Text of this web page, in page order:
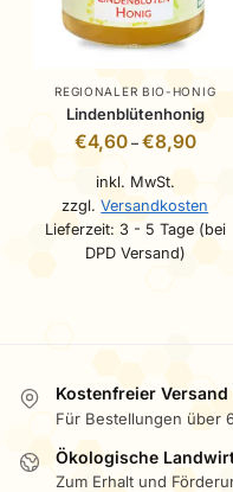
REGIONALER BIO-HONIG
Lindenblütenhonig
€4,60– €8,90
inkl. MwSt.
zzgl.Versandkosten
Lieferzeit: 3 - 5 Tage (bei
DPD Versand)
Kostenfreier Versand
Für Bestellungen über
Ökologische
Zum Erhalt und